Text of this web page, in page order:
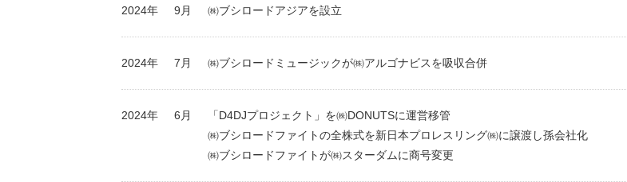
2024年 9月 ㈱ブシロードアジアを設立
2024年 7月 ㈱ブシロードミュージックが㈱アルゴナビスを吸収合併
2024年 6月
「D4DJプロジェクト」を㈱DONUTSに運営移管
㈱ブシロードファイトの全株式を新日本プロレスリング㈱に譲渡し孫会社化
㈱ブシロードファイトが㈱スターダムに商号変更